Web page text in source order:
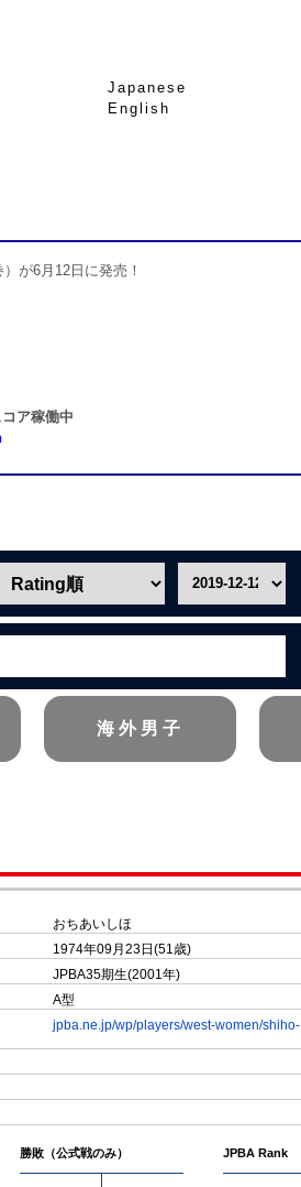
Japanese
English
が6月12日に発売！
ア稼働中
海外男子
おちあいしほ
1974年09月23日(51歳)
JPBA35期生(2001年)
A型
jpba.ne.jp/wp/players/west-women/shiho-
勝敗（公式戦のみ） JPBA Rank